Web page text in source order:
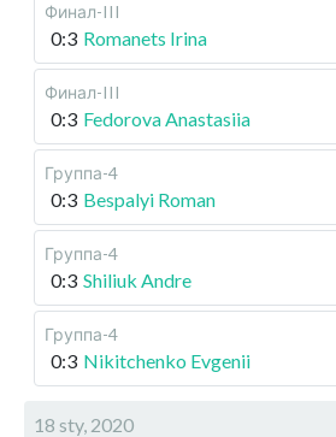
Финал-III
0:3 Romanets Irina
Финал-III
0:3 Fedorova Anastasiia
Группа-4
0:3 Bespalyi Roman
Группа-4
0:3 Shiliuk Andre
Группа-4
0:3 Nikitchenko Evgenii
18 sty, 2020